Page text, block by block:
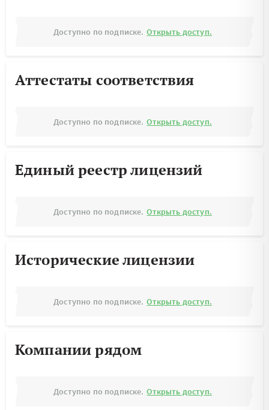
Доступно по подписке. Открыть доступ.
Аттестаты соответствия
Доступно по подписке. Открыть доступ.
Единый реестр лицензий
Доступно по подписке. Открыть доступ.
Исторические лицензии
Доступно по подписке. Открыть доступ.
Компании рядом
Доступно по подписке. Открыть доступ.